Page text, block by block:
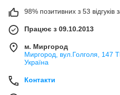
98% позитивних з 53 відгуків
Працює з 09.10.2013
м. Миргород
Миргород, вул.Голголя, 147
Україна
Контакти